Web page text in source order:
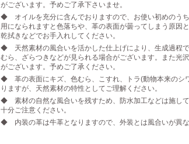
がございます。予めご了承下さいませ。
◆ オイルを充分に含んでおりますので、お使い初めのう
用になられますと色落ちや、革の表面が曇ってしまう原因
乾拭きなどでお手入れしてください。
◆ 天然素材の風合いを活かした仕上げにより、生成過程
むら、ざらつきなどが見られる場合がございます。また光
がございます。予めご了承ください。
◆ 革の表面にキズ、色むら、こすれ、トラ(動物本来のシ
りますが、天然素材の特性としてご理解ください。
◆ 素材の自然な風合いを残すため、防水加工などは施し
十分ご注意ください。
◆ 内装の革は牛革となりますので、外装とは風合いが異な